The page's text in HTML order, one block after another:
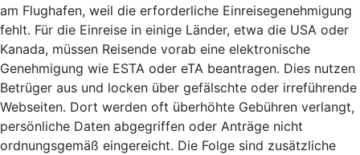
am Flughafen, weil die erforderliche Einreisegenehmigung
fehlt. Für die Einreise in einige Länder, etwa die USA oder
Kanada, müssen Reisende vorab eine elektronische
Genehmigung wie ESTA oder eTA beantragen. Dies nutzen
Betrüger aus und locken über gefälschte oder irreführende
Webseiten. Dort werden oft überhöhte Gebühren verlangt,
persönliche Daten abgegriffen oder Anträge nicht
ordnungsgemäß eingereicht. Die Folge sind zusätzliche